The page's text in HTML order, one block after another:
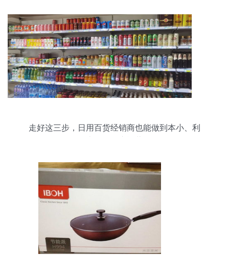
走好这三步，日用百货经销商也能做到本小、利